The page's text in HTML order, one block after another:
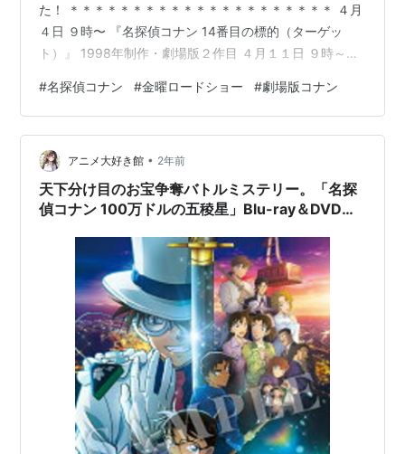
た！ ＊＊＊＊＊＊＊＊＊＊＊＊＊＊＊＊＊＊＊＊＊ ４月
４日 ９時〜 『名探偵コナン 14番目の標的（ターゲッ
ト）』 1998年制作・劇場版２作目 ４月１１日 ９時～
2005年制作・劇場版９作目 ４月１８日 ９時～ 『名探偵
コナン 100万ドルの五稜星（みちしるべ）』 2024年制作
昨年の作品が本編ノーカットで初放送だそうです！ 来週
からは、劇場版最新作『#名探偵コナン #隻眼の残像』の
公開を記念して“3週連続！コナン祭”🎊初回の来週は
『#1…
#名探偵コナン #金曜ロードショー #劇場版コナン
アニメ大好き館 • 2年前
天下分け目のお宝争奪バトルミステリー。「名探
偵コナン 100万ドルの五稜星」Blu-ray＆DVDで